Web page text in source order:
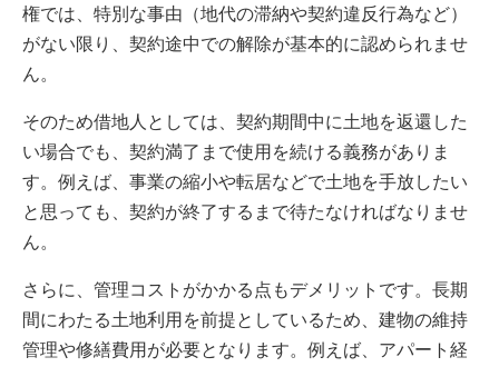
権では、特別な事由（地代の滞納や契約違反行為など）
がない限り、契約途中での解除が基本的に認められませ
ん。
そのため借地人としては、契約期間中に土地を返還した
い場合でも、契約満了まで使用を続ける義務がありま
す。例えば、事業の縮小や転居などで土地を手放したい
と思っても、契約が終了するまで待たなければなりませ
ん。
さらに、管理コストがかかる点もデメリットです。長期
間にわたる土地利用を前提としているため、建物の維持
管理や修繕費用が必要となります。例えば、アパート経